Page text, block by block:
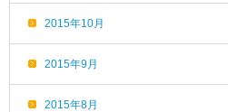
2015年10月
2015年9月
2015年8月